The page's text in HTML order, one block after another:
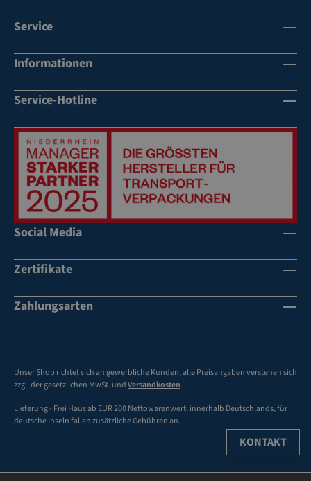
Service
Informationen
Service-Hotline
Social Media
Zertifikate
Zahlungsarten
Unser Shop richtet sich an gewerbliche Kunden, alle Preisangaben verstehen sich
zzgl. der gesetzlichen MwSt. undVersandkosten.
Lieferung - Frei Haus ab EUR 200 Nettowarenwert, innerhalb Deutschlands, für
deutsche Inseln fallen zusätzliche Gebühren an.
KONTAKT